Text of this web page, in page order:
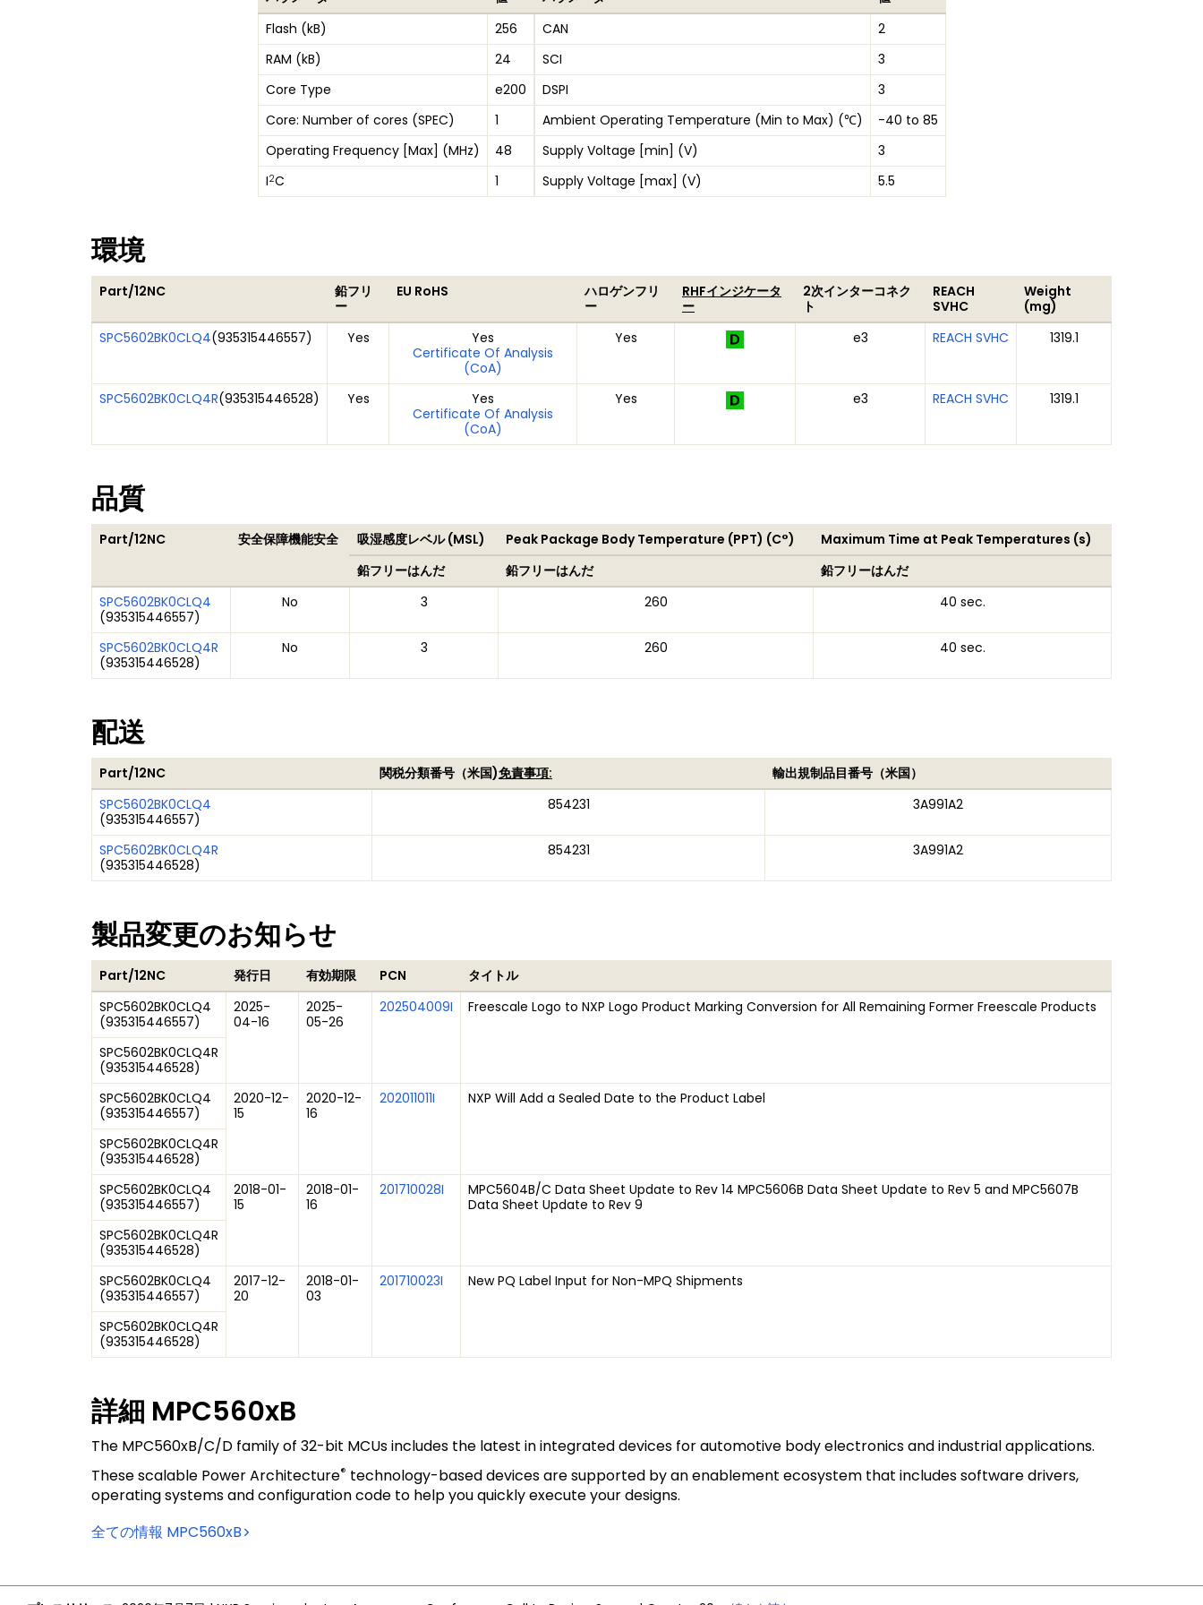
Flash (kB)
256
RAM (kB)
24
Core Type
e200
Core: Number of cores (SPEC)
1
Operating Frequency [Max] (MHz)
48
I2C 1
CAN
2
SCI
3
DSPI
3
Ambient Operating Temperature (Min to Max) (℃)
-40 to 85
Supply Voltage [min] (V)
3
Supply Voltage [max] (V)
5.5
環境
Part/12NC
鉛フリ
ー
EU RoHS
ハロゲンフリ
ー
RHFインジケータ
ー
2次インターコネク
ト
REACH
SVHC
Weight
(mg)
SPC5602BK0CLQ4(935315446557) Yes
Yes
Certificate Of Analysis
(CoA)
Yes e3 REACH SVHC 1319.1
SPC5602BK0CLQ4R(935315446528) Yes
Yes
Certificate Of Analysis
(CoA)
Yes e3 REACH SVHC 1319.1
品質
Part/12NC 安全保障機能安全 吸湿感度レベル (MSL) Peak Package Body Temperature (PPT) (C°)
Maximum Time at Peak Temperatures (s)
鉛フリーはんだ
鉛フリーはんだ
鉛フリーはんだ
SPC5602BK0CLQ4
(935315446557)
No 3 260 40 sec.
SPC5602BK0CLQ4R
(935315446528)
No 3 260 40 sec.
配送
Part/12NC 関税分類番号（米国)免責事項:
輸出規制品目番号（米国）
SPC5602BK0CLQ4
(935315446557)
854231 3A991A2
SPC5602BK0CLQ4R
(935315446528)
854231 3A991A2
製品変更のお知らせ
Part/12NC 発行日 有効期限 PCN
タイトル
SPC5602BK0CLQ4
(935315446557)
2025-
04-16
2025-
05-26
202504009I Freescale Logo to NXP Logo Product Marking Conversion for All Remaining Former Freescale Products
SPC5602BK0CLQ4R
(935315446528)
SPC5602BK0CLQ4
(935315446557)
2020-12-
15
2020-12-
16
202011011I NXP Will Add a Sealed Date to the Product Label
SPC5602BK0CLQ4R
(935315446528)
SPC5602BK0CLQ4
(935315446557)
2018-01-
15
2018-01-
16
201710028I
MPC5604B/C Data Sheet Update to Rev 14 MPC5606B Data Sheet Update to Rev 5 and MPC5607B
Data Sheet Update to Rev 9
SPC5602BK0CLQ4R
(935315446528)
SPC5602BK0CLQ4
(935315446557)
2017-12-
20
2018-01-
03
201710023I New PQ Label Input for Non-MPQ Shipments
SPC5602BK0CLQ4R
(935315446528)
詳細 MPC560xB
The MPC560xB/C/D family of 32-bit MCUs includes the latest in integrated devices for automotive body electronics and industrial applications.
These scalable Power Architecture® technology-based devices are supported by an enablement ecosystem that includes software drivers,
operating systems and configuration code to help you quickly execute your designs.
全ての情報 MPC560xB